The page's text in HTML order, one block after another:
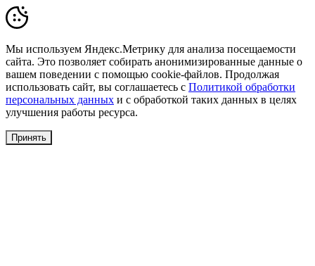
Мы используем Яндекс.Метрику для анализа посещаемости
сайта. Это позволяет собирать анонимизированные данные о
вашем поведении с помощью cookie-файлов. Продолжая
использовать сайт, вы соглашаетесь с Политикой обработки
персональных данных и с обработкой таких данных в целях
улучшения работы ресурса.
Принять